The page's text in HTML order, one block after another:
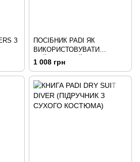
З
ПОСІБНИК PADI ЯК
ВИКОРИСТОВУВАТИ
ДАЙВЕРСЬКИЙ КОМП'ЮТЕР
1 008 грн